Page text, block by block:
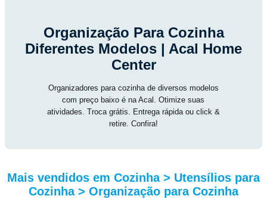
Organização Para Cozinha
Diferentes Modelos | Acal Home
Center
Organizadores para cozinha de diversos modelos
com preço baixo é na Acal. Otimize suas
atividades. Troca grátis. Entrega rápida ou click &
retire. Confira!
Mais vendidos em Cozinha > Utensílios para
Cozinha > Organização para Cozinha